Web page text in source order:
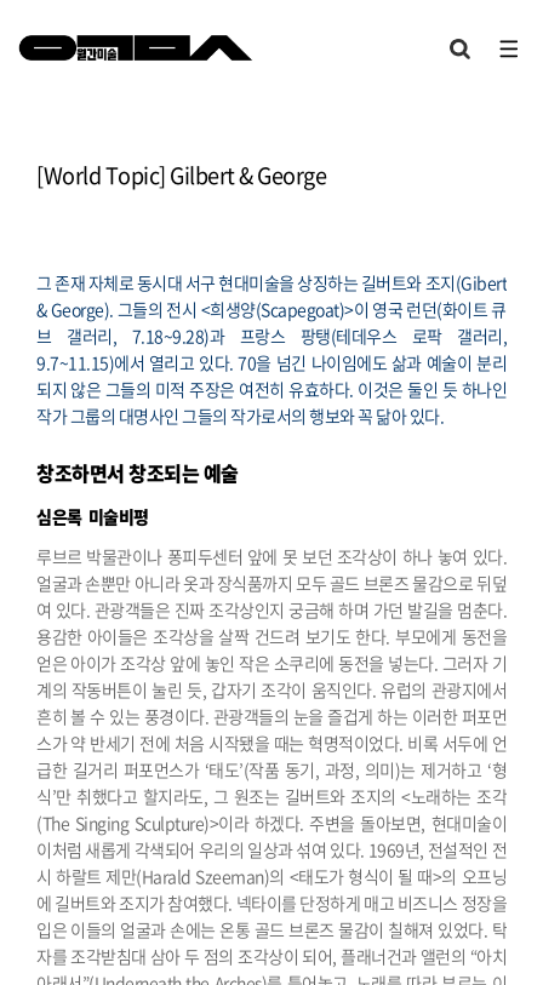
[World Topic] Gilbert & George
그 존재 자체로 동시대 서구 현대미술을 상징하는 길버트와 조지(Gibert
& George). 그들의 전시 <희생양(Scapegoat)>이 영국 런던(화이트 큐
브 갤러리, 7.18~9.28)과 프랑스 팡탱(테데우스 로팍 갤러리,
9.7~11.15)에서 열리고 있다. 70을 넘긴 나이임에도 삶과 예술이 분리
되지 않은 그들의 미적 주장은 여전히 유효하다. 이것은 둘인 듯 하나인
작가 그룹의 대명사인 그들의 작가로서의 행보와 꼭 닮아 있다.
창조하면서 창조되는 예술
심은록 미술비평
루브르 박물관이나 퐁피두센터 앞에 못 보던 조각상이 하나 놓여 있다.
얼굴과 손뿐만 아니라 옷과 장식품까지 모두 골드 브론즈 물감으로 뒤덮
여 있다. 관광객들은 진짜 조각상인지 궁금해 하며 가던 발길을 멈춘다.
용감한 아이들은 조각상을 살짝 건드려 보기도 한다. 부모에게 동전을
얻은 아이가 조각상 앞에 놓인 작은 소쿠리에 동전을 넣는다. 그러자 기
계의 작동버튼이 눌린 듯, 갑자기 조각이 움직인다. 유럽의 관광지에서
흔히 볼 수 있는 풍경이다. 관광객들의 눈을 즐겁게 하는 이러한 퍼포먼
스가 약 반세기 전에 처음 시작됐을 때는 혁명적이었다. 비록 서두에 언
급한 길거리 퍼포먼스가 ‘태도’(작품 동기, 과정, 의미)는 제거하고 ‘형
식’만 취했다고 할지라도, 그 원조는 길버트와 조지의 <노래하는 조각
(The Singing Sculpture)>이라 하겠다. 주변을 돌아보면, 현대미술이
이처럼 새롭게 각색되어 우리의 일상과 섞여 있다. 1969년, 전설적인 전
시 하랄트 제만(Harald Szeeman)의 <태도가 형식이 될 때>의 오프닝
에 길버트와 조지가 참여했다. 넥타이를 단정하게 매고 비즈니스 정장을
입은 이들의 얼굴과 손에는 온통 골드 브론즈 물감이 칠해져 있었다. 탁
자를 조각받침대 삼아 두 점의 조각상이 되어, 플래너건과 앨런의 “아치